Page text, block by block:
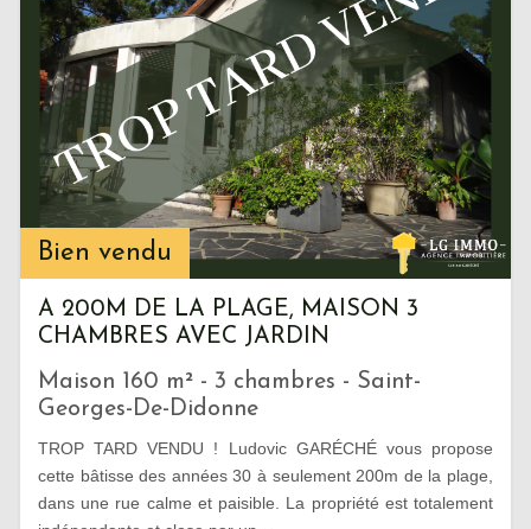
Bien vendu
A 200M DE LA PLAGE, MAISON 3
CHAMBRES AVEC JARDIN
Maison 160 m² - 3 chambres - Saint-
Georges-De-Didonne
TROP TARD VENDU ! Ludovic GARÉCHÉ vous propose
cette bâtisse des années 30 à seulement 200m de la plage,
dans une rue calme et paisible. La propriété est totalement